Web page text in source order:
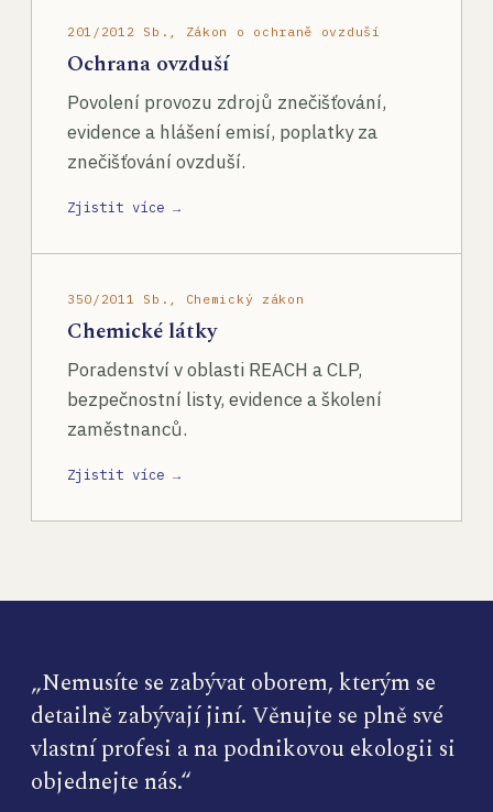
201/2012 Sb., Zákon o ochraně ovzduší
Ochrana ovzduší
Povolení provozu zdrojů znečišťování,
evidence a hlášení emisí, poplatky za
znečišťování ovzduší.
Zjistit více →
350/2011 Sb., Chemický zákon
Chemické látky
Poradenství v oblasti REACH a CLP,
bezpečnostní listy, evidence a školení
zaměstnanců.
Zjistit více →
„Nemusíte se zabývat oborem, kterým se
detailně zabývají jiní. Věnujte se plně své
vlastní profesi a na podnikovou ekologii si
objednejte nás.“